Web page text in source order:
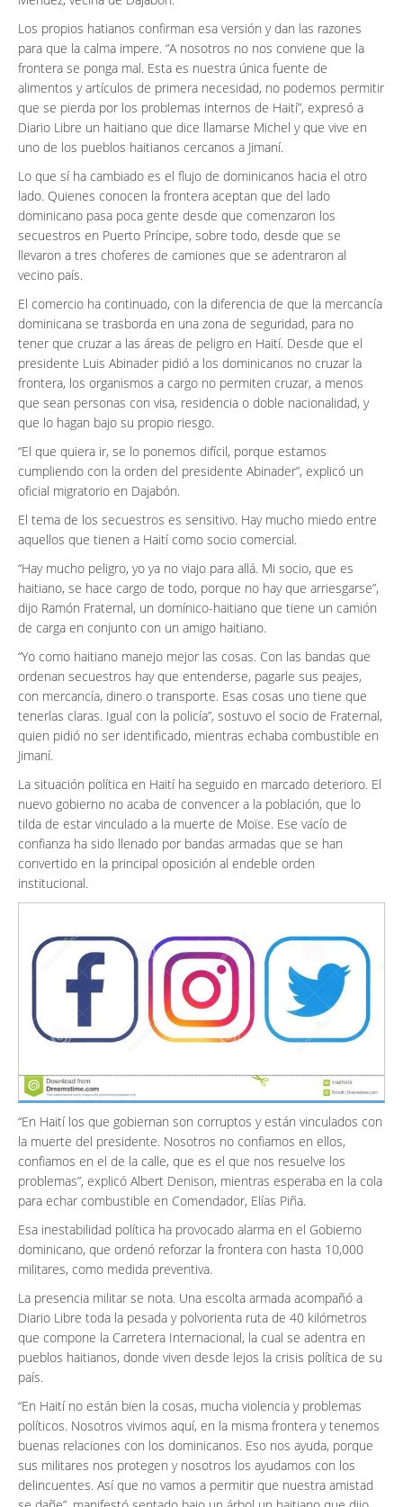
Los propios hatianos confirman esa versión y dan las razones
para que la calma impere. “A nosotros no nos conviene que la
frontera se ponga mal. Esta es nuestra única fuente de
alimentos y artículos de primera necesidad, no podemos permitir
que se pierda por los problemas internos de Haití”, expresó a
Diario Libre un haitiano que dice llamarse Michel y que vive en
uno de los pueblos haitianos cercanos a Jimaní.
Lo que sí ha cambiado es el flujo de dominicanos hacia el otro
lado. Quienes conocen la frontera aceptan que del lado
dominicano pasa poca gente desde que comenzaron los
secuestros en Puerto Príncipe, sobre todo, desde que se
llevaron a tres choferes de camiones que se adentraron al
vecino país.
El comercio ha continuado, con la diferencia de que la mercancía
dominicana se trasborda en una zona de seguridad, para no
tener que cruzar a las áreas de peligro en Haití. Desde que el
presidente Luis Abinader pidió a los dominicanos no cruzar la
frontera, los organismos a cargo no permiten cruzar, a menos
que sean personas con visa, residencia o doble nacionalidad, y
que lo hagan bajo su propio riesgo.
“El que quiera ir, se lo ponemos difícil, porque estamos
cumpliendo con la orden del presidente Abinader”, explicó un
oficial migratorio en Dajabón.
El tema de los secuestros es sensitivo. Hay mucho miedo entre
aquellos que tienen a Haití como socio comercial.
“Hay mucho peligro, yo ya no viajo para allá. Mi socio, que es
haitiano, se hace cargo de todo, porque no hay que arriesgarse”,
dijo Ramón Fraternal, un domínico-haitiano que tiene un camión
de carga en conjunto con un amigo haitiano.
“Yo como haitiano manejo mejor las cosas. Con las bandas que
ordenan secuestros hay que entenderse, pagarle sus peajes,
con mercancía, dinero o transporte. Esas cosas uno tiene que
tenerlas claras. Igual con la policía”, sostuvo el socio de Fraternal,
quien pidió no ser identificado, mientras echaba combustible en
Jimaní.
La situación política en Haití ha seguido en marcado deterioro. El
nuevo gobierno no acaba de convencer a la población, que lo
tilda de estar vinculado a la muerte de Moïse. Ese vacío de
confianza ha sido llenado por bandas armadas que se han
convertido en la principal oposición al endeble orden
institucional.
“En Haití los que gobiernan son corruptos y están vinculados con
la muerte del presidente. Nosotros no confiamos en ellos,
confiamos en el de la calle, que es el que nos resuelve los
problemas”, explicó Albert Denison, mientras esperaba en la cola
para echar combustible en Comendador, Elías Piña.
Esa inestabilidad política ha provocado alarma en el Gobierno
dominicano, que ordenó reforzar la frontera con hasta 10,000
militares, como medida preventiva.
La presencia militar se nota. Una escolta armada acompañó a
Diario Libre toda la pesada y polvorienta ruta de 40 kilómetros
que compone la Carretera Internacional, la cual se adentra en
pueblos haitianos, donde viven desde lejos la crisis política de su
país.
“En Haití no están bien la cosas, mucha violencia y problemas
políticos. Nosotros vivimos aquí, en la misma frontera y tenemos
buenas relaciones con los dominicanos. Eso nos ayuda, porque
sus militares nos protegen y nosotros los ayudamos con los
delincuentes. Así que no vamos a permitir que nuestra amistad